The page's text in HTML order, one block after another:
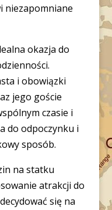
niezapomniane
okazja do
i obowiązki
jego goście
czasie i
do odpoczynku i
sposób.
na statku
atrakcji do
się na